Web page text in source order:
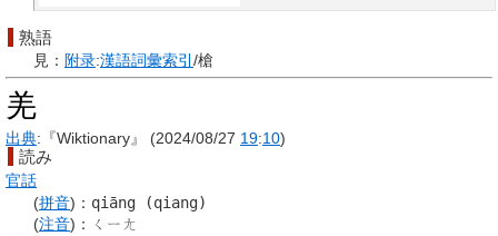
熟語
見： 附录:漢語詞彙索引 /槍
羌
出典:『Wiktionary』 (2024/08/27 19:10)
読み
官話
(拼音) ： qiāng (qiang)
(注音) ：
ㄑㄧㄤ